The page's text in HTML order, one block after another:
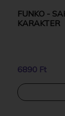
FUNKO -
KARAKTER
6890 Ft